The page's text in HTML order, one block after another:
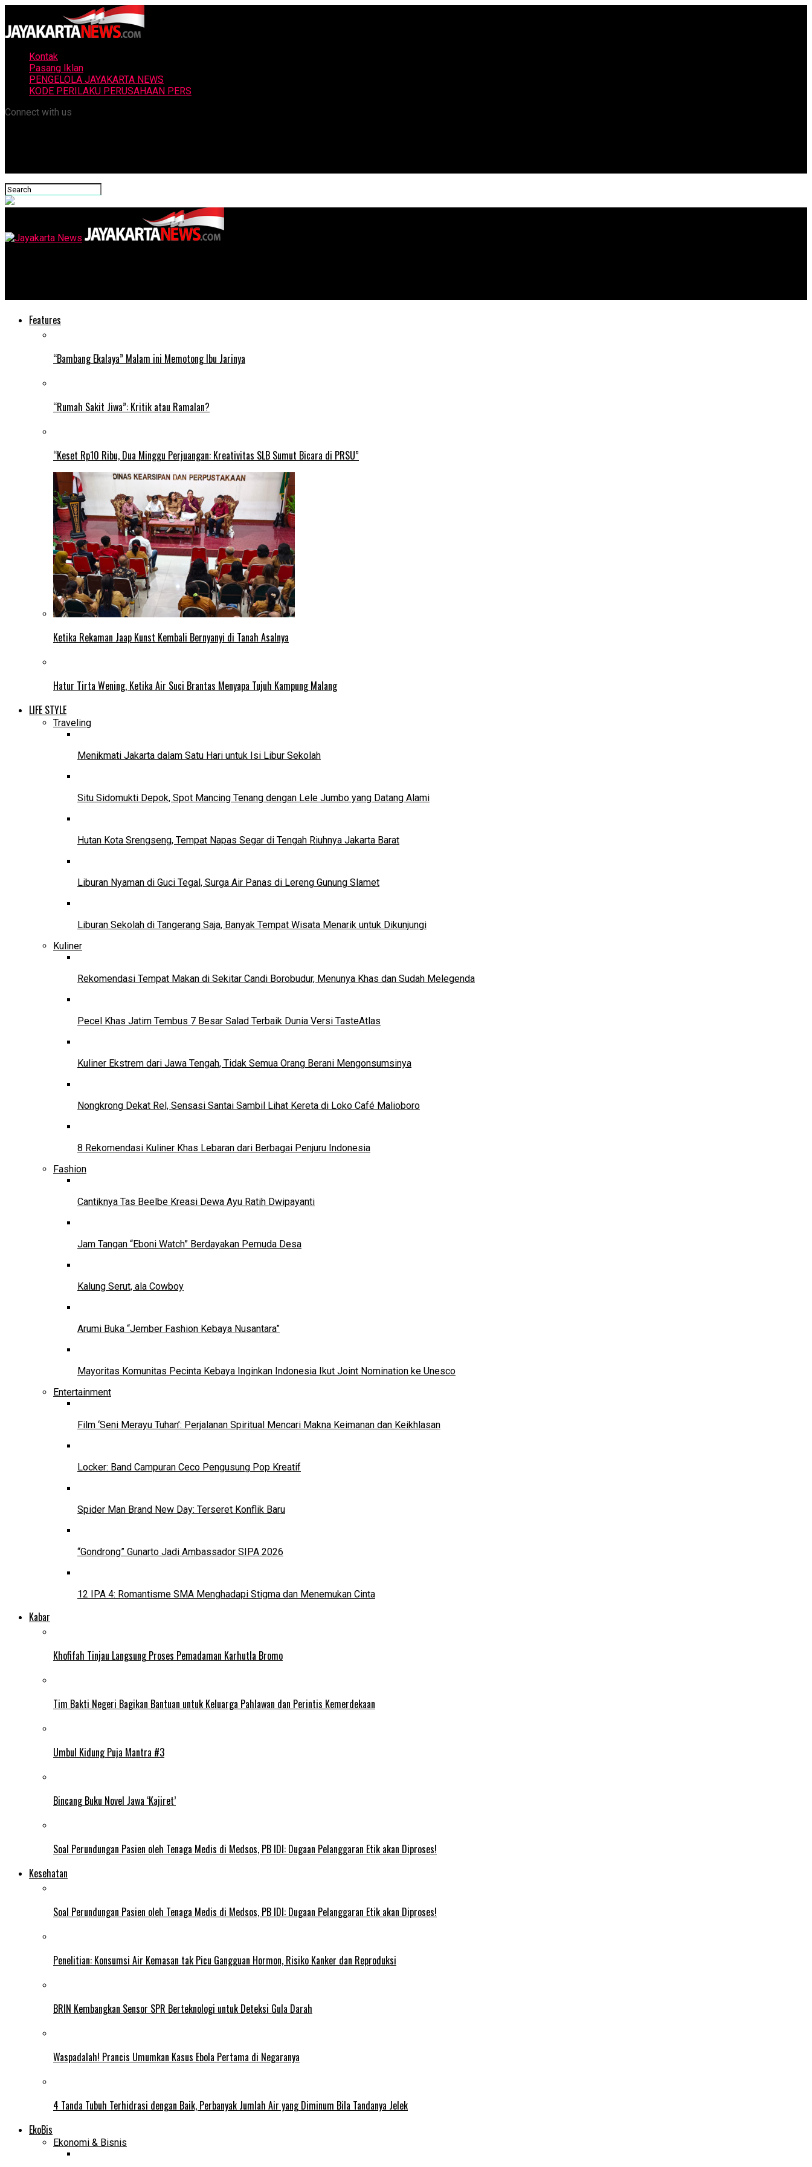
Kontak
Pasang Iklan
PENGELOLA JAYAKARTA NEWS
KODE PERILAKU PERUSAHAAN PERS
Connect with us
Features
“Bambang Ekalaya” Malam ini Memotong Ibu Jarinya
“Rumah Sakit Jiwa”: Kritik atau Ramalan?
“Keset Rp10 Ribu, Dua Minggu Perjuangan: Kreativitas SLB Sumut Bicara di PRSU”
Ketika Rekaman Jaap Kunst Kembali Bernyanyi di Tanah Asalnya
Hatur Tirta Wening, Ketika Air Suci Brantas Menyapa Tujuh Kampung Malang
LIFE STYLE
Traveling
Menikmati Jakarta dalam Satu Hari untuk Isi Libur Sekolah
Situ Sidomukti Depok, Spot Mancing Tenang dengan Lele Jumbo yang Datang Alami
Hutan Kota Srengseng, Tempat Napas Segar di Tengah Riuhnya Jakarta Barat
Liburan Nyaman di Guci Tegal, Surga Air Panas di Lereng Gunung Slamet
Liburan Sekolah di Tangerang Saja, Banyak Tempat Wisata Menarik untuk Dikunjungi
Kuliner
Rekomendasi Tempat Makan di Sekitar Candi Borobudur, Menunya Khas dan Sudah Melegenda
Pecel Khas Jatim Tembus 7 Besar Salad Terbaik Dunia Versi TasteAtlas
Kuliner Ekstrem dari Jawa Tengah, Tidak Semua Orang Berani Mengonsumsinya
Nongkrong Dekat Rel, Sensasi Santai Sambil Lihat Kereta di Loko Café Malioboro
8 Rekomendasi Kuliner Khas Lebaran dari Berbagai Penjuru Indonesia
Fashion
Cantiknya Tas Beelbe Kreasi Dewa Ayu Ratih Dwipayanti
Jam Tangan “Eboni Watch” Berdayakan Pemuda Desa
Kalung Serut, ala Cowboy
Arumi Buka “Jember Fashion Kebaya Nusantara”
Mayoritas Komunitas Pecinta Kebaya Inginkan Indonesia Ikut Joint Nomination ke Unesco
Entertainment
Film ‘Seni Merayu Tuhan’: Perjalanan Spiritual Mencari Makna Keimanan dan Keikhlasan
Locker: Band Campuran Ceco Pengusung Pop Kreatif
Spider Man Brand New Day: Terseret Konflik Baru
“Gondrong” Gunarto Jadi Ambassador SIPA 2026
12 IPA 4: Romantisme SMA Menghadapi Stigma dan Menemukan Cinta
Kabar
Khofifah Tinjau Langsung Proses Pemadaman Karhutla Bromo
Tim Bakti Negeri Bagikan Bantuan untuk Keluarga Pahlawan dan Perintis Kemerdekaan
Umbul Kidung Puja Mantra #3
Bincang Buku Novel Jawa ‘Kajiret’
Soal Perundungan Pasien oleh Tenaga Medis di Medsos, PB IDI: Dugaan Pelanggaran Etik akan Diproses!
Kesehatan
Soal Perundungan Pasien oleh Tenaga Medis di Medsos, PB IDI: Dugaan Pelanggaran Etik akan Diproses!
Penelitian: Konsumsi Air Kemasan tak Picu Gangguan Hormon, Risiko Kanker dan Reproduksi
BRIN Kembangkan Sensor SPR Berteknologi untuk Deteksi Gula Darah
Waspadalah! Prancis Umumkan Kasus Ebola Pertama di Negaranya
4 Tanda Tubuh Terhidrasi dengan Baik, Perbanyak Jumlah Air yang Diminum Bila Tandanya Jelek
EkoBis
Ekonomi & Bisnis